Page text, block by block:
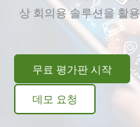
상 회의용 솔루션을 활
무료 평가판 시작
데모 요청